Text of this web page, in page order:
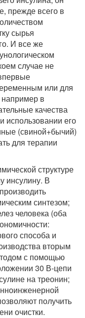
прежде всего в
сырья
И все же
случае не
или для
например в
качества
использовании его
(свиной+бычий)
для терапии
структуре
инсулину. В
синтезом;
человека (оба
способа и
вторым
с помощью
30 В-цепи
на треонин;
получить
очистки.